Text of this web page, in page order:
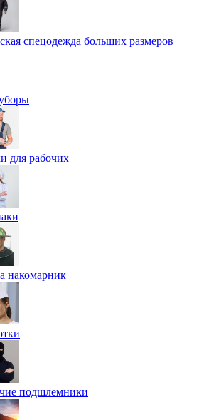
спецодежда больших размеров
для рабочих
накомарник
подшлемники